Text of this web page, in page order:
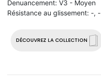
DÉCOUVREZ LA COLLECTION
Denuancement: V3 - Moyen
Résistance au glissement: -, -